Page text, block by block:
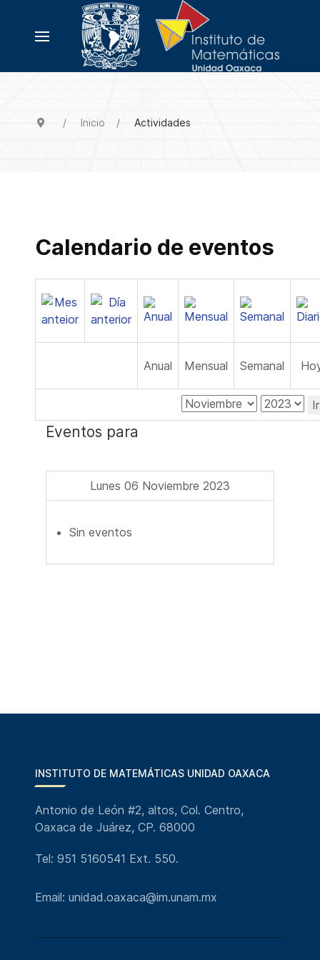
Inicio Actividades
Calendario de eventos
Anual Mensual Semanal
Eventos para
Lunes 06 Noviembre 2023
Sin eventos
INSTITUTO DE MATEMÁTICAS UNIDAD OAXACA
Antonio de León #2, altos, Col. Centro,
Oaxaca de Juárez, CP. 68000
Tel: 951 5160541 Ext. 550.
Email: unidad.oaxaca@im.unam.mx